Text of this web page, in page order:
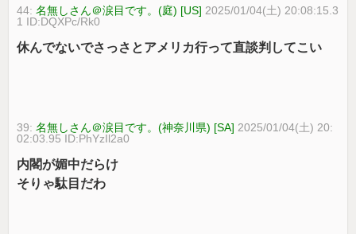
44:名無しさん＠涙目です。(庭) [US] 2025/01/04(土) 20:08:15.3
1 ID:DQXPc/Rk0
休んでないでさっさとアメリカ行って直談判してこい
39:名無しさん＠涙目です。(神奈川県) [SA] 2025/01/04(土) 20:
02:03.95 ID:PhYzIl2a0
内閣が媚中だらけ
そりゃ駄目だわ